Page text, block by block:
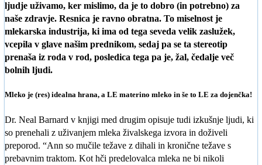
ljudje uživamo, ker mislimo, da je to dobro (in potrebno) za
naše zdravje. Resnica je ravno obratna. To miselnost je
mlekarska industrija, ki ima od tega seveda velik zaslužek,
vcepila v glave našim prednikom, sedaj pa se ta stereotip
prenaša iz roda v rod, posledica tega pa je, žal, čedalje več
bolnih ljudi.
Mleko je (res) idealna hrana, a LE materino mleko in še to LE za dojenčka!
Dr. Neal Barnard v knjigi med drugim opisuje tudi izkušnje ljudi, ki
so prenehali z uživanjem mleka živalskega izvora in doživeli
preporod. “Ann so mučile težave z dihali in kronične težave s
prebavnim traktom. Kot hči predelovalca mleka ne bi nikoli